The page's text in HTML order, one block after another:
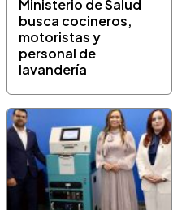
Ministerio de Salud
busca cocineros,
motoristas y
personal de
lavandería